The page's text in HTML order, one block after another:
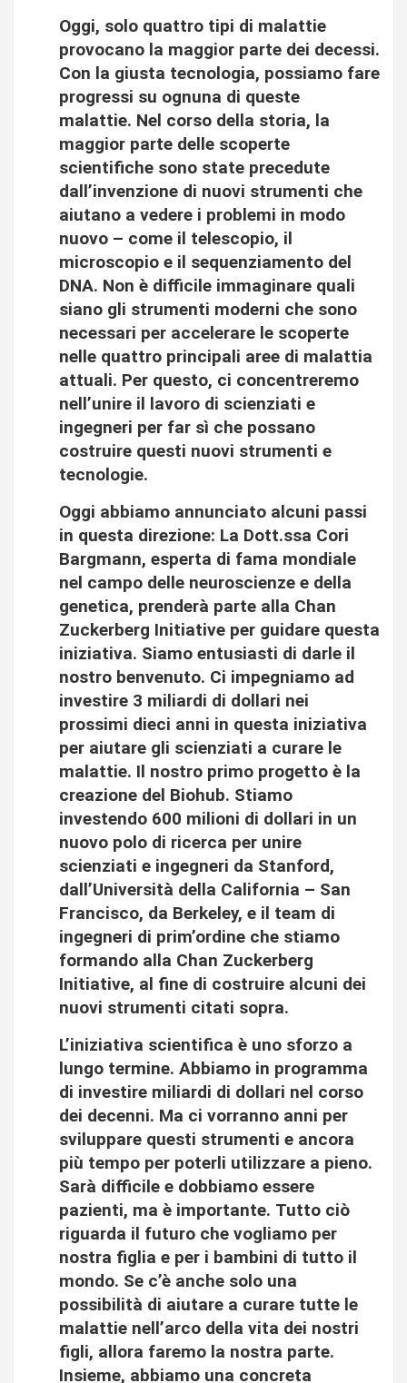
Oggi, solo quattro tipi di malattie
provocano la maggior parte dei decessi.
Con la giusta tecnologia, possiamo fare
progressi su ognuna di queste
malattie. Nel corso della storia, la
maggior parte delle scoperte
scientifiche sono state precedute
dall’invenzione di nuovi strumenti che
aiutano a vedere i problemi in modo
nuovo – come il telescopio, il
microscopio e il sequenziamento del
DNA. Non è difficile immaginare quali
siano gli strumenti moderni che sono
necessari per accelerare le scoperte
nelle quattro principali aree di malattia
attuali. Per questo, ci concentreremo
nell’unire il lavoro di scienziati e
ingegneri per far sì che possano
costruire questi nuovi strumenti e
tecnologie.
Oggi abbiamo annunciato alcuni passi
in questa direzione: La Dott.ssa Cori
Bargmann, esperta di fama mondiale
nel campo delle neuroscienze e della
genetica, prenderà parte alla Chan
Zuckerberg Initiative per guidare questa
iniziativa. Siamo entusiasti di darle il
nostro benvenuto. Ci impegniamo ad
investire 3 miliardi di dollari nei
prossimi dieci anni in questa iniziativa
per aiutare gli scienziati a curare le
malattie. Il nostro primo progetto è la
creazione del Biohub. Stiamo
investendo 600 milioni di dollari in un
nuovo polo di ricerca per unire
scienziati e ingegneri da Stanford,
dall’Università della California – San
Francisco, da Berkeley, e il team di
ingegneri di prim’ordine che stiamo
formando alla Chan Zuckerberg
Initiative, al fine di costruire alcuni dei
nuovi strumenti citati sopra.
L’iniziativa scientifica è uno sforzo a
lungo termine. Abbiamo in programma
di investire miliardi di dollari nel corso
dei decenni. Ma ci vorranno anni per
sviluppare questi strumenti e ancora
più tempo per poterli utilizzare a pieno.
Sarà difficile e dobbiamo essere
pazienti, ma è importante. Tutto ciò
riguarda il futuro che vogliamo per
nostra figlia e per i bambini di tutto il
mondo. Se c’è anche solo una
possibilità di aiutare a curare tutte le
malattie nell’arco della vita dei nostri
figli, allora faremo la nostra parte.
Insieme, abbiamo una concreta